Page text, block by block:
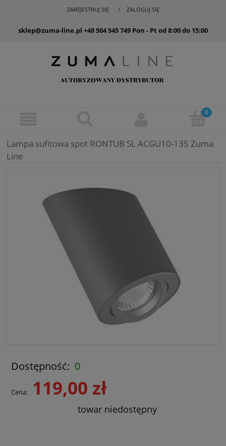
ZAREJESTRUJ SIĘ ZALOGUJ SIĘ
sklep@zuma-line.pl +48 504 545 749 Pon - Pt od 8:00 do 15:00
Lampa sufitowa spot RONTUB SL ACGU10-135 Zuma
Line
Dostępność: 0
Cena: 119,00 zł
towar niedostępny